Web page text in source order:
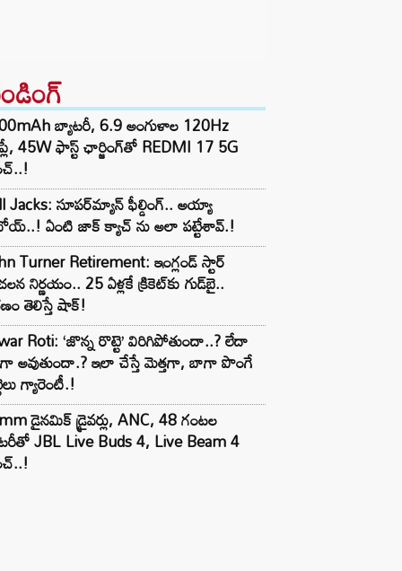
బ్యాటరీ, 6.9 అంగుళాల 120Hz
45W ఫాస్ట్ ఛార్జింగ్‌తో REDMI 17 5G
Jacks: సూపర్‌మ్యాన్ ఫీల్డింగ్.. అయ్యా
ఏంటి జాక్ క్యాచ్ ను అలా పట్టేశావ్.!
Turner Retirement: ఇంగ్లండ్ స్టార్
నిర్ణయం.. 25 ఏళ్లకే క్రికెట్‌కు గుడ్‌బై..
తెలిస్తే షాక్!
Roti: ‘జొన్న రొట్టె’ విరిగిపోతుందా..? లేదా
అవుతుందా.? ఇలా చేస్తే మెత్తగా, బాగా పొంగే
గ్యారెంటీ.!
డైనమిక్ డ్రైవర్లు, ANC, 48 గంటల
JBL Live Buds 4, Live Beam 4